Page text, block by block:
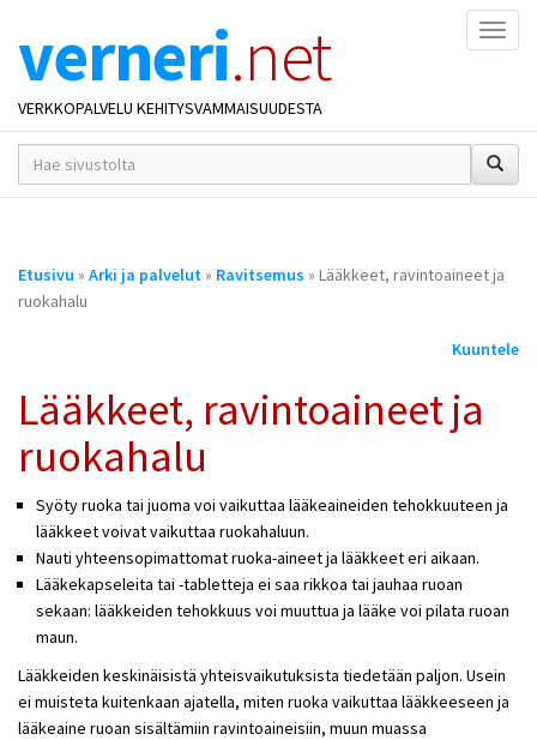
verneri.net
VERKKOPALVELU KEHITYSVAMMAISUUDESTA
hakusana(t)
*
Olet
täällä
Etusivu » Arki ja palvelut» Ravitsemus » Lääkkeet, ravintoaineet ja
ruokahalu
Kuuntele
Lääkkeet, ravintoaineet ja
ruokahalu
Syöty ruoka tai juoma voi vaikuttaa lääkeaineiden tehokkuuteen ja
lääkkeet voivat vaikuttaa ruokahaluun.
Nauti yhteensopimattomat ruoka-aineet ja lääkkeet eri aikaan.
Lääkekapseleita tai -tabletteja ei saa rikkoa tai jauhaa ruoan
sekaan: lääkkeiden tehokkuus voi muuttua ja lääke voi pilata ruoan
maun.
Lääkkeiden keskinäisistä yhteisvaikutuksista tiedetään paljon. Usein
ei muisteta kuitenkaan ajatella, miten ruoka vaikuttaa lääkkeeseen ja
lääkeaine ruoan sisältämiin ravintoaineisiin, muun muassa